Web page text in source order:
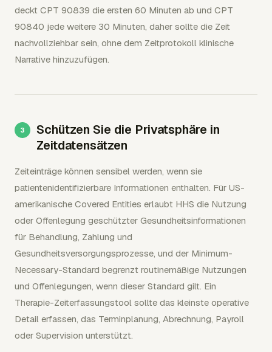
deckt CPT 90839 die ersten 60 Minuten ab und CPT
90840 jede weitere 30 Minuten, daher sollte die Zeit
nachvollziehbar sein, ohne dem Zeitprotokoll klinische
Narrative hinzuzufügen.
Schützen Sie die Privatsphäre in
Zeitdatensätzen
Zeiteinträge können sensibel werden, wenn sie
patientenidentifizierbare Informationen enthalten. Für US-
amerikanische Covered Entities erlaubt HHS die Nutzung
oder Offenlegung geschützter Gesundheitsinformationen
für Behandlung, Zahlung und
Gesundheitsversorgungsprozesse, und der Minimum-
Necessary-Standard begrenzt routinemäßige Nutzungen
und Offenlegungen, wenn dieser Standard gilt. Ein
Therapie-Zeiterfassungstool sollte das kleinste operative
Detail erfassen, das Terminplanung, Abrechnung, Payroll
oder Supervision unterstützt.